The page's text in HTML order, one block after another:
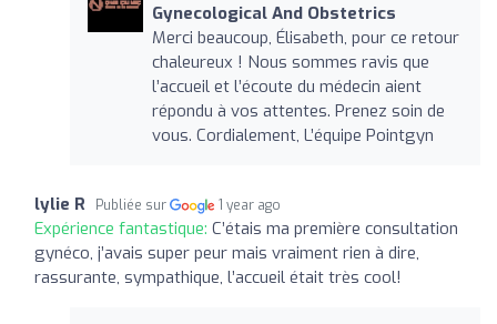
Gynecological And Obstetrics
Merci beaucoup, Élisabeth, pour ce retour
chaleureux ! Nous sommes ravis que
l’accueil et l’écoute du médecin aient
répondu à vos attentes. Prenez soin de
vous. Cordialement, L’équipe Pointgyn
lylie R Publiée sur 1 year ago
Expérience fantastique: C’étais ma première consultation
gynéco, j’avais super peur mais vraiment rien à dire,
rassurante, sympathique, l’accueil était très cool!